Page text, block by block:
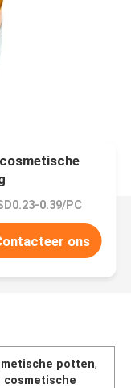
0.39/PC
ons
potten,
cosmetische